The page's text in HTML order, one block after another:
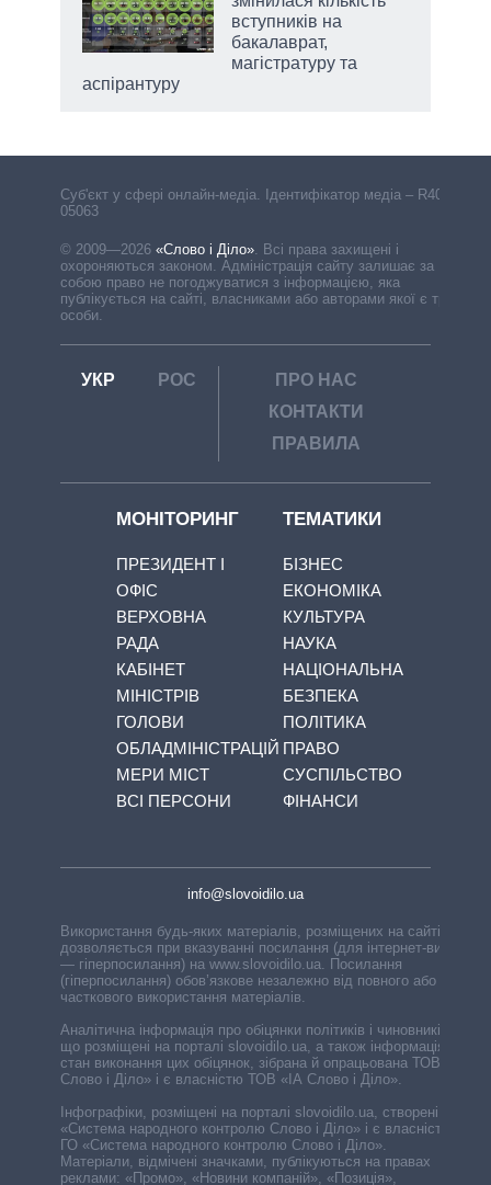
вступників на
бакалаврат,
магістратуру та
аспірантуру
Cуб'єкт у сфері онлайн-медіа. Ідентифікатор медіа – R40-
05063
© 2009—2026 «Слово і Діло» Всі права захищені і
охороняються законом. Адміністрація сайту залишає за
собою право не погоджуватися з інформацією, яка
публікується на сайті, власниками або авторами якої є треті
особи.
УКР РОС
ПРО НАС
КОНТАКТИ
ПРАВИЛА
МОНІТОРИНГ
ПРЕЗИДЕНТ І
ОФІС
ВЕРХОВНА
РАДА
КАБІНЕТ
МІНІСТРІВ
ГОЛОВИ
ОБЛАДМІНІСТРАЦІЙ
МЕРИ МІСТ
ВСІ ПЕРСОНИ
ТЕМАТИКИ
БІЗНЕС
ЕКОНОМІКА
КУЛЬТУРА
НАУКА
НАЦІОНАЛЬНА
БЕЗПЕКА
ПОЛІТИКА
ПРАВО
СУСПІЛЬСТВО
ФІНАНСИ
info@slovoidilo.ua
Використання будь-яких матеріалів, розміщених на сайті,
дозволяється при вказуванні посилання (для інтернет-видань
— гіперпосилання) на www.slovoidilo.ua. Посилання
(гіперпосилання) обов’язкове незалежно від повного або
часткового використання матеріалів.
Аналітична інформація про обіцянки політиків і чиновників,
що розміщені на порталі slovoidilo.ua, а також інформація про
стан виконання цих обіцянок, зібрана й опрацьована ТОВ «ІА
Слово і Діло» і є власністю ТОВ «ІА Слово і Діло».
Інфографіки, розміщені на порталі slovoidilo.ua, створені ГО
«Система народного контролю Слово і Діло» і є власністю
ГО «Система народного контролю Слово і Діло».
Матеріали, відмічені значками, публікуються на правах
реклами: «Промо», «Новини компаній», «Позиція»,